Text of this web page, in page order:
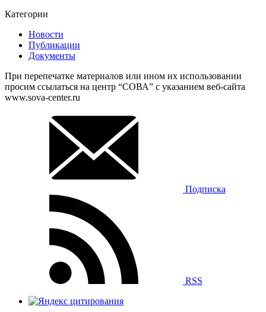
Категории
Новости
Публикации
Документы
При перепечатке материалов или ином их использовании
просим ссылаться на центр “СОВА” с указанием веб-сайта
www.sova-center.ru
Подписка
RSS